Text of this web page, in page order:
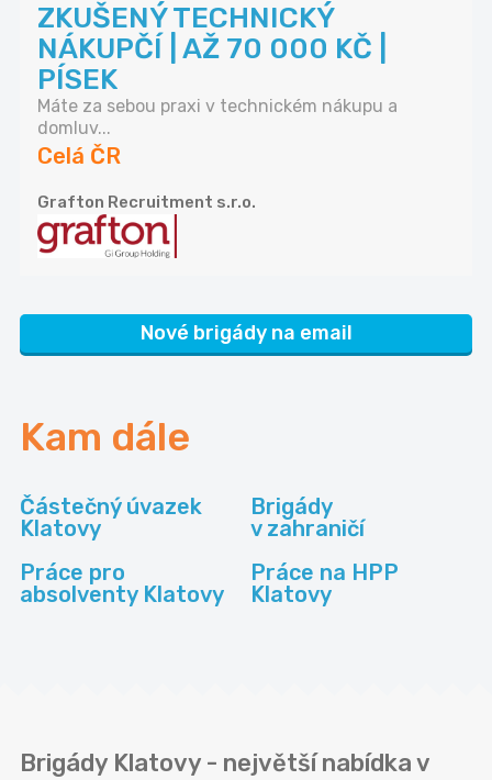
ZKUŠENÝ TECHNICKÝ
NÁKUPČÍ | AŽ 70 000 KČ |
PÍSEK
Máte za sebou praxi v technickém nákupu a
domluv...
Celá ČR
Grafton Recruitment s.r.o.
Nové brigády na email
Kam dále
Částečný úvazek
Klatovy
Brigády
v zahraničí
Práce pro
absolventy Klatovy
Práce na HPP
Klatovy
Brigády Klatovy - největší nabídka v